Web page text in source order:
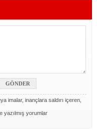
imalar, inançlara saldırı içeren,
yazılmış yorumlar